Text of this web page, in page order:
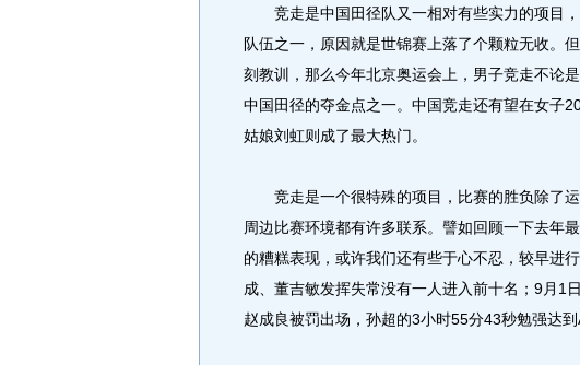
竞走是中国田径队又一相对有些实力的项目，
队伍之一，原因就是世锦赛上落了个颗粒无收。
刻教训，那么今年北京奥运会上，男子竞走不论
中国田径的夺金点之一。中国竞走还有望在女子
姑娘刘虹则成了最大热门。
竞走是一个很特殊的项目，比赛的胜负除了运
周边比赛环境都有许多联系。譬如回顾一下去年
的糟糕表现，或许我们还有些于心不忍，较早进
成、董吉敏发挥失常没有一人进入前十名；9月1
赵成良被罚出场，孙超的3小时55分43秒勉强达到